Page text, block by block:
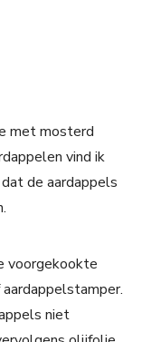
met mosterd
vind ik
de aardappels
voorgekookte
niet